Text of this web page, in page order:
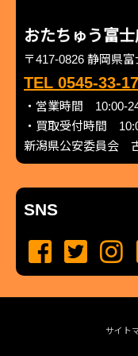
おたちゅう富
〒417-0826 静岡県
TEL 0545-33-
・営業時間 10:00-
・買取受付時間
新潟県公安委員会
SNS
サイト